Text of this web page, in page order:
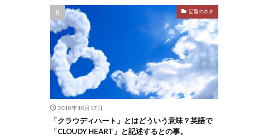
話題のネタ
2018年10月17日
「クラウディハート」とはどういう意味？英語で
「CLOUDY HEART」と記述するとの事。